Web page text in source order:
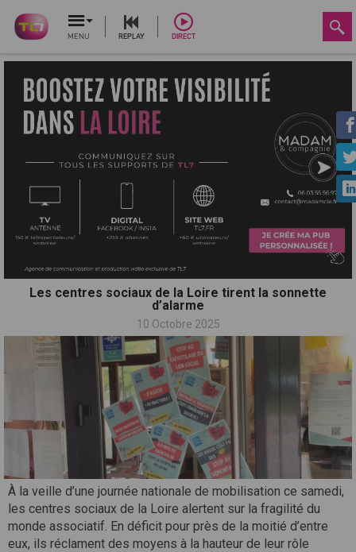
MENU REPLAY DIRECT
Les centres sociaux de la Loire tirent la sonnette
d’alarme
10 Octobre 2025
À la veille d’une journée nationale de mobilisation ce samedi,
les centres sociaux de la Loire alertent sur la fragilité du
monde associatif. En déficit pour près de la moitié d’entre
eux, ils réclament des moyens à la hauteur de leur rôle